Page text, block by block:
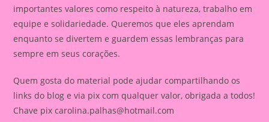
importantes valores como respeito à natureza, trabalho em
equipe e solidariedade. Queremos que eles aprendam
enquanto se divertem e guardem essas lembranças para
sempre em seus corações.
Quem gosta do material pode ajudar compartilhando os
links do blog e via pix com qualquer valor, obrigada a todos!
Chave pixcarolina.palhas@hotmail.com